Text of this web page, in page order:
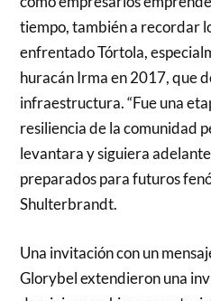
tiempo, también a recordar
enfrentado Tórtola,
huracán Irma en 2017, que
infraestructura. “Fue una
resiliencia de la comunidad
levantara y siguiera
preparados para futuros
Shulterbrandt.
Una invitación con un
Glorybel extendieron una